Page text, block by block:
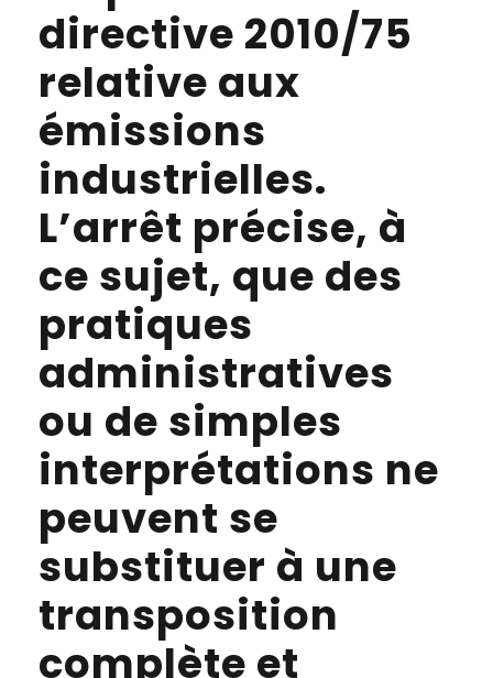
directive 2010/75
relative aux
émissions
industrielles.
L’arrêt précise, à
ce sujet, que des
pratiques
administratives
ou de simples
interprétations ne
peuvent se
substituer à une
transposition
complète et